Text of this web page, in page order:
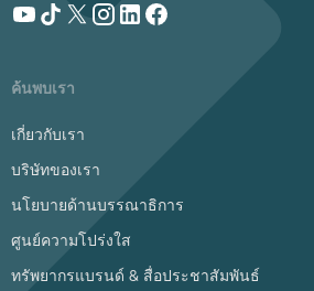
ค้นพบเรา
เกี่ยวกับเรา
บริษัทของเรา
นโยบายด้านบรรณาธิการ
ศูนย์ความโปร่งใส
ทรัพยากรแบรนด์ & สื่อประชาสัมพันธ์